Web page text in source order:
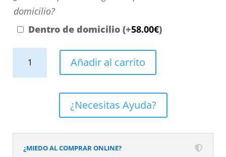
contactando
nosotros.
El
precio
será
que
le
domicilio?
domicilio?
Dentro de domicilio (+58.00€)
pizarra.
Efecto
Añadir al carrito
¿Necesitas Ayuda?
¿MIEDO AL COMPRAR ONLINE?